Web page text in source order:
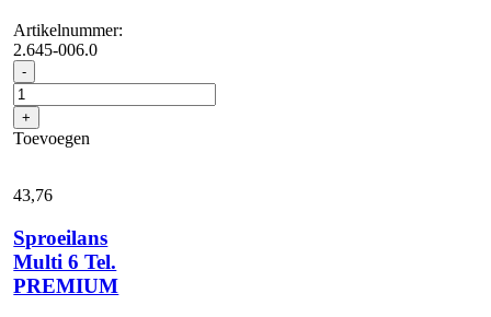
Artikelnummer:
2.645-006.0
- Kraanstuk
G3/4
met
G1/2
reduceerstuk
+
Toevoegen
43,76
Sproeilans
Multi 6 Tel.
PREMIUM